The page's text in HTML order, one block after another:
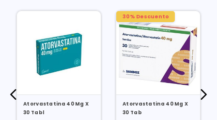
Atorvastatina 40 Mg X
30 Tabl
30% Descuento
Atorvastatina 40 Mg X
30 Tab